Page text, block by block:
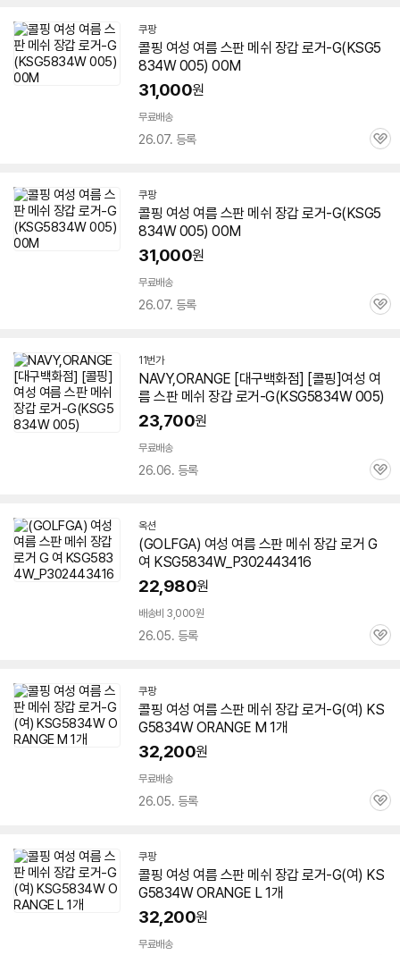
쿠팡
콜핑 여성 여름 스판 메쉬 장갑 로거-G(KSG5
834W005) 00M
31,000원
무료배송
26.07. 등록
관
쿠팡
콜핑 여성 여름 스판 메쉬 장갑 로거-G(KSG5
834W005) 00M
31,000원
무료배송
26.07. 등록
관
11번가
NAVY,ORANGE [대구백화점] [콜핑]여성 여
름 스판 메쉬 장갑 로거-G(KSG5834W005)
23,700원
무료배송
26.06. 등록
관
옥션
(GOLFGA) 여성 여름 스판 메쉬 장갑 로거 G
여 KSG5834W_P302443416
22,980원
배송비 3,000원
26.05. 등록
관
쿠팡
콜핑 여성 여름 스판 메쉬 장갑 로거-G(여) KS
G5834WORANGE M 1개
32,200원
무료배송
26.05. 등록
관
쿠팡
콜핑 여성 여름 스판 메쉬 장갑 로거-G(여) KS
G5834WORANGE L 1개
32,200원
무료배송